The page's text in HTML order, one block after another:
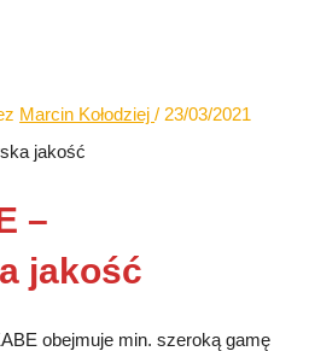
Marcin Kołodziej/ 23/03/2021
–
jakość
obejmuje min. szeroką gamę